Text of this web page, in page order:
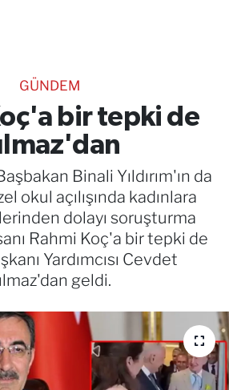
GÜNDEM
bir tepki de
Binali Yıldırım'ın da
okul açılışında kadınlara
dolayı soruşturma
Rahmi Koç'a bir tepki de
Yardımcısı Cevdet
geldi.
Dinle